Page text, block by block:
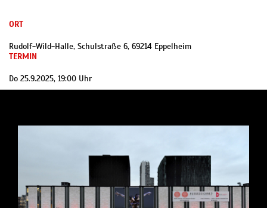
ORT
Rudolf-Wild-Halle, Schulstraße 6, 69214 Eppelheim
TERMIN
Do 25.9.2025, 19:00 Uhr